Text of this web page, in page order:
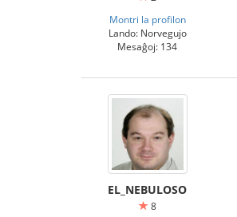
Montri la profilon
Lando: Norvegujo
Mesaĝoj: 134
EL_NEBULOSO
8